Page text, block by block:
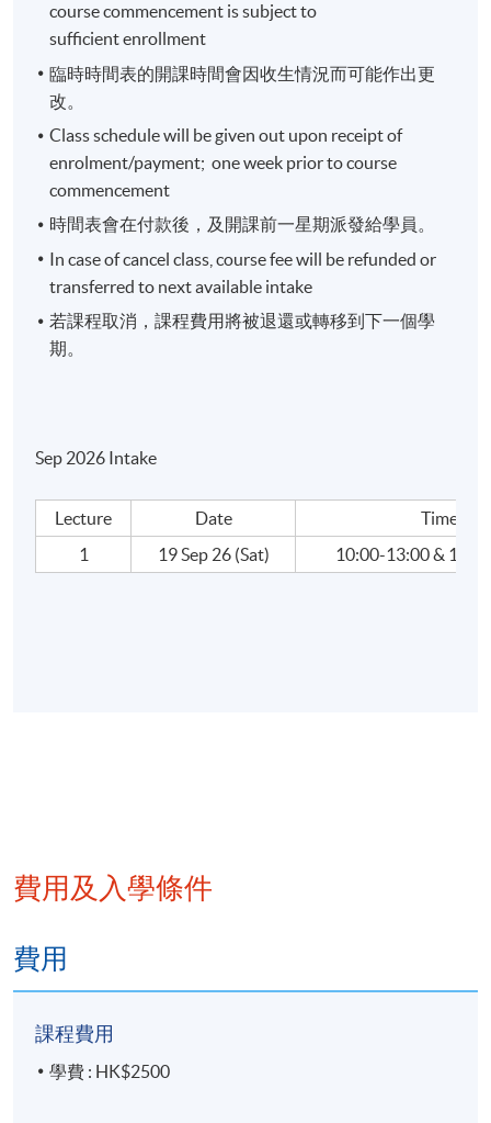
馬淑儀小姐在金融業工作超過20年，曾任職於摩
根大通銀行，瑞士銀行，及法國巴黎銀行等國際
投資銀行，負責銷售，產品設計及管理工作。馬
學工商碩士學位，並獲志奮領獎學金。
導師 : Mr. Choy Chak Po
蔡澤寶先生擁有多個專業資格，包括認可財務策
劃師(CFP)、英國銀行學會會士(ACIB)、專業財富
場、退休規劃、內地金融市場動態及認可財策劃
師(CFP)教育課程等。除學術領域外，他擁有超
過二十年銀行界工作經驗，職務範圍包括投資理
日期 / 時間
地點
港大保良何鴻燊社區書院
course commencement is subject to
sufficient enrollment
臨時時間表的開課時間會因收生情況而可能作出更
改。
Class schedule will be given out upon receipt of
enrolment/payment; one week prior to course
commencement
時間表會在付款後，及開課前一星期派發給學員。
In case of cancel class, course fee will be refunded or
transferred to next available intake
若課程取消，課程費用將被退還或轉移到下一個學
期。
Sep 2026 Intake
Lecture Date
Time
1
19 Sep 26 (Sat) 10:00-13:00 &
費用及入學條件
費用
課程費用
學費 : HK$2500